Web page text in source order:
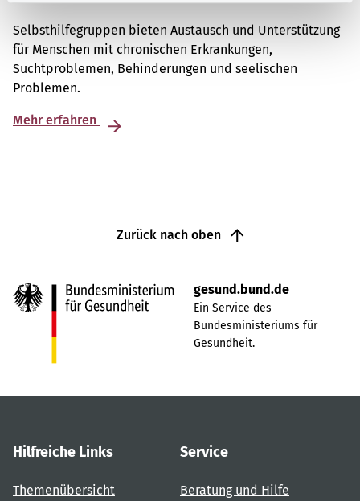
Selbsthilfegruppen bieten Austausch und Unterstützung
für Menschen mit chronischen Erkrankungen,
Suchtproblemen, Behinderungen und seelischen
Problemen.
Mehr erfahren
Zurück nach oben
gesund.bund.de
Ein Service des
Bundesministeriums für
Gesundheit.
Hilfreiche Links
Themenübersicht
Service
Beratung und Hilfe